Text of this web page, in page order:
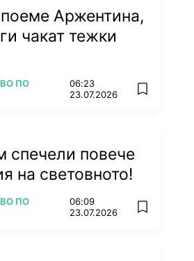
Аржентина,
чакат тежки
ПО
06:23
23.07.2026
add
спечели повече
на световното!
ПО
06:09
23.07.2026
add